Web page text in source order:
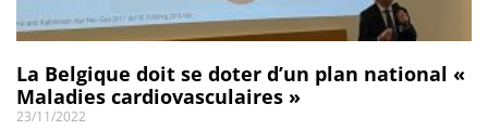
La Belgique doit se doter d’un plan national «
Maladies cardiovasculaires »
23/11/2022